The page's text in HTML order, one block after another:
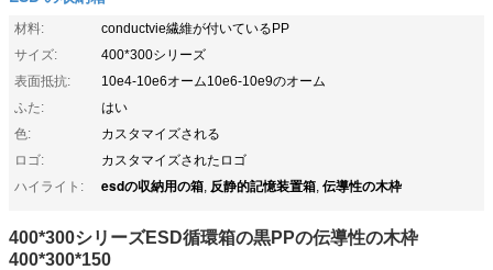
材料:
conductvie繊維が付いているPP
サイズ:
400*300シリーズ
表面抵抗:
10e4-10e6オーム10e6-10e9のオーム
ふた:
はい
色:
カスタマイズされる
ロゴ:
カスタマイズされたロゴ
ハイライト:
esdの収納用の箱, 反静的記憶装置箱, 伝導性の木枠
400*300シリーズESD循環箱の黒PPの伝導性の木枠
400*300*150